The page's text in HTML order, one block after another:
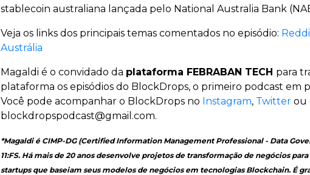
stablecoin australiana lançada pelo National Australia Bank
Veja os links dos principais temas comentados no episódio:
Austrália
Magaldi é o convidado da plataforma FEBRABAN TECH para
plataforma os episódios do BlockDrops, o primeiro podcast em
Você pode acompanhar o BlockDrops no Instagram, Twitter ou
blockdropspodcast@gmail.com.
*Magaldi é CIMP-DG (Certified Information Management Professional - Data
11:FS. Há mais de 20 anos desenvolve projetos de transformação de negócios
startups que baseiam seus modelos de negócios em tecnologias Blockchain. É